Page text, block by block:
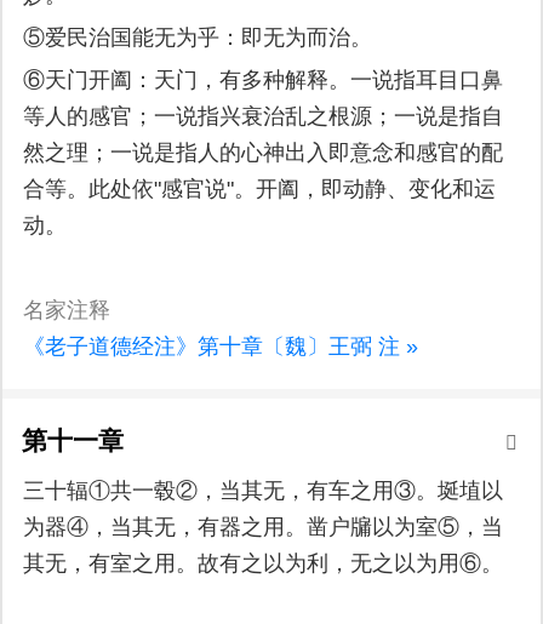
⑤爱民治国能无为乎：即无为而治。
⑥天门开阖：天门，有多种解释。一说指耳目口鼻
等人的感官；一说指兴衰治乱之根源；一说是指自
然之理；一说是指人的心神出入即意念和感官的配
合等。此处依"感官说"。开阖，即动静、变化和运
动。
名家注释
《老子道德经注》第十章〔魏〕王弼 注 »
第十一章
三十辐①共一毂②，当其无，有车之用③。埏埴以
为器④，当其无，有器之用。凿户牖以为室⑤，当
其无，有室之用。故有之以为利，无之以为用⑥。